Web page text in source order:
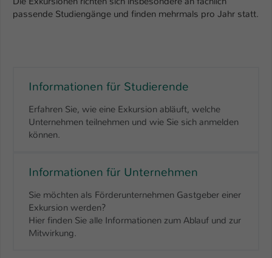
passende Studiengänge und finden mehrmals pro Jahr statt.
Informationen für Studierende
Erfahren Sie, wie eine Exkursion abläuft, welche
Unternehmen teilnehmen und wie Sie sich anmelden
können.
Informationen für Unternehmen
Sie möchten als Förderunternehmen Gastgeber einer
Exkursion werden?
Hier finden Sie alle Informationen zum Ablauf und zur
Mitwirkung.
Einstellungen. Unter anderem eine zufällig
generierte ID, für die historische
Anbieter TYPO3
Zweck
Dieses Cookie ist ein Standard-Session-
eines Intranet-Logins die Session-ID. So
kann der eingeloggte Benutzer